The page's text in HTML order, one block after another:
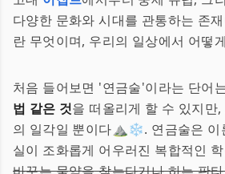
다양한 문화와 시대를 관통하는 존
란 무엇이며, 우리의 일상에서 어떻
처음 들어보면 '연금술'이라는 단어
법 같은 것을 떠올리게 할 수 있지만
의 일각일 뿐이다⛰️❄️. 연금술은 이
실이 조화롭게 어우러진 복합적인